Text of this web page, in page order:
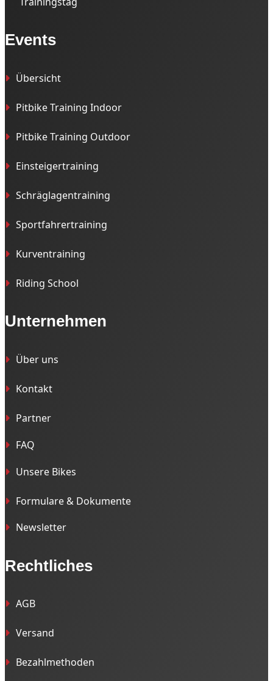
Events
Übersicht
Pitbike Training Indoor
Pitbike Training Outdoor
Einsteigertraining
Schräglagentraining
Sportfahrertraining
Kurventraining
Riding School
Unternehmen
Über uns
Kontakt
Partner
FAQ
Unsere Bikes
Formulare & Dokumente
Newsletter
Rechtliches
AGB
Versand
Bezahlmethoden